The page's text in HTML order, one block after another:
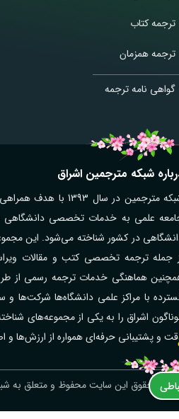
ترجمه کتاب
ترجمه همزمان
گواهی نامه ترجمه
شبکه مترجمین اشراق
شبکه مترجمین در
علمی به خدمات تخصصی دانشگاهی
در کشور شناخته می‌شود. این
جمله ترجمه تخصصی کتب و مقالات
هماهنگی خدمات ترجمه رسمی از
اشراق را به یکی از مجموعه‌های
و پشتیبانی حرفه‌ای همواره از ارزش‌ها و
کلیه حقوق این سایت محفوظ و متعلق به
رسمی نروژی در اهر؛ فوری و آنلاین